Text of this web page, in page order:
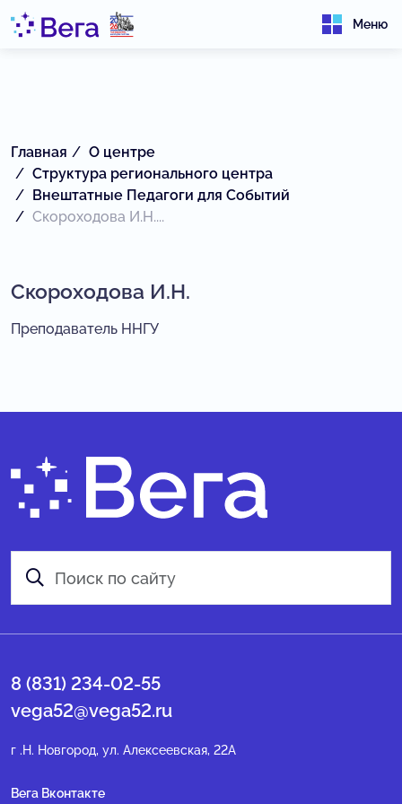
Меню
Главная
О центре
Структура регионального центра
Внештатные Педагоги для Событий
Скороходова И.Н....
Скороходова И.Н.
Преподаватель ННГУ
8 (831) 234-02-55
vega52@vega52.ru
г .Н. Новгород, ул. Алексеевская, 22А
Вега Вконтакте